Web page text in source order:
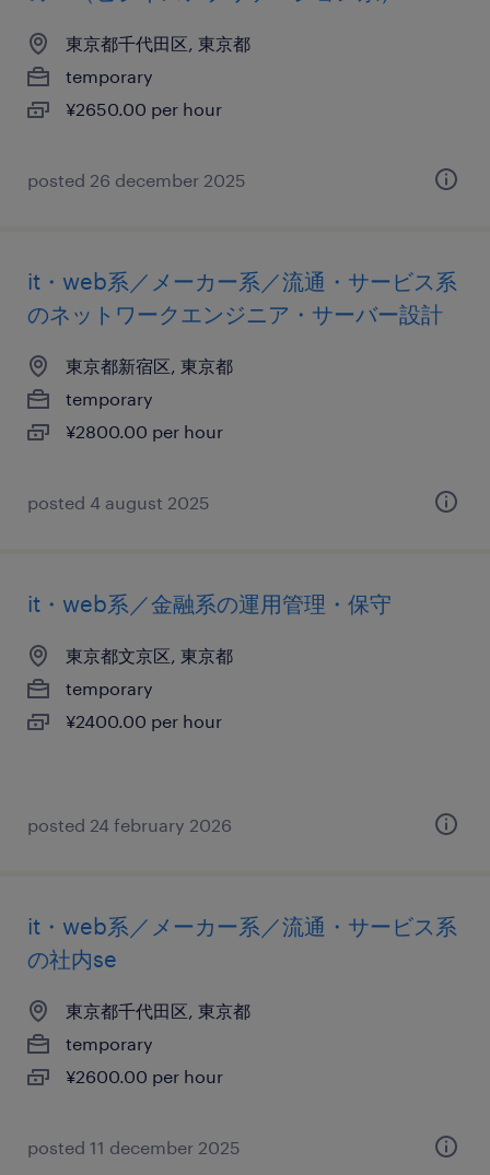
東京都千代田区, 東京都
temporary
¥2650.00 per hour
posted 26 december 2025
it・web系／メーカー系／流通・サービス系
のネットワークエンジニア・サーバー設計
東京都新宿区, 東京都
temporary
¥2800.00 per hour
posted 4 august 2025
it・web系／金融系の運用管理・保守
東京都文京区, 東京都
temporary
¥2400.00 per hour
posted 24 february 2026
it・web系／メーカー系／流通・サービス系
の社内se
東京都千代田区, 東京都
temporary
¥2600.00 per hour
posted 11 december 2025